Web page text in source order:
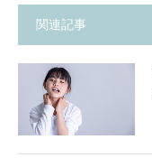
関連記事